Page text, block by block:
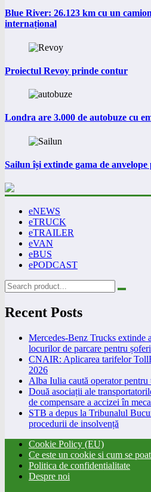
Blue River: 26.123 km cu un
internațional
Proiectul Revoy prinde contur
Londra are 3.000 de autobuze cu
Sailun își extinde gama de
eNEWS
eTRUCK
eTRAILER
eVAN
eBUS
ePODCAST
Recent Posts
Mercedes-Benz Trucks extinde
locurilor de parcare pentru
CNAIR: Aplicarea tarifelor
2026
Alba Iulia caută operator
Două asociații ale
de compensare a accizei în
STB a depus la Tribunalul
procedurii de insolvență
Cookie Policy (EU)
Ce este un cookie si cum se
Politica de confidentialitate
Despre noi